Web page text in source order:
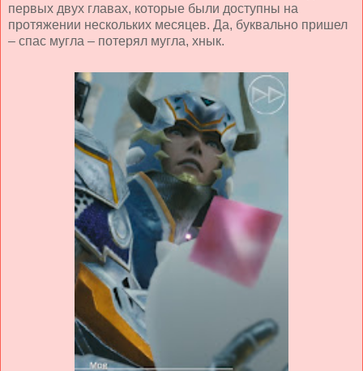
первых двух главах, которые были доступны на
протяжении нескольких месяцев. Да, буквально пришел
– спас мугла – потерял мугла, хнык.